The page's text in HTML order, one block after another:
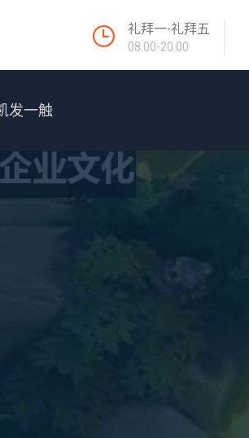
礼拜一-礼拜五
08.00-20.00
发一触